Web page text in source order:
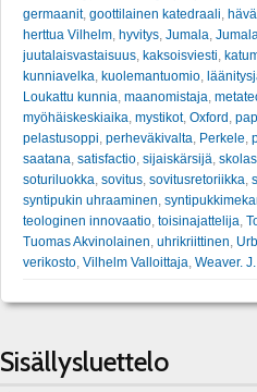
germaanit, goottilainen katedraali
herttua Vilhelm hyvitys Jumala
juutalaisvastaisuus kaksoisviesti
kunniavelka kuolemantuomio
Loukattu kunnia maanomistaja
myöhäiskeskiaika mystikot, Oxford
pelastusoppi perheväkivalta Perkele
saatana satisfactio sijaiskärsijä
soturiluokka sovitus sovitusretoriikka
syntipukin uhraaminen
teologinen innovaatio toisinajattelija
Tuomas Akvinolainen uhrikriittinen
verikosto Vilhelm Valloittaja Weaver.
Sisällysluettelo